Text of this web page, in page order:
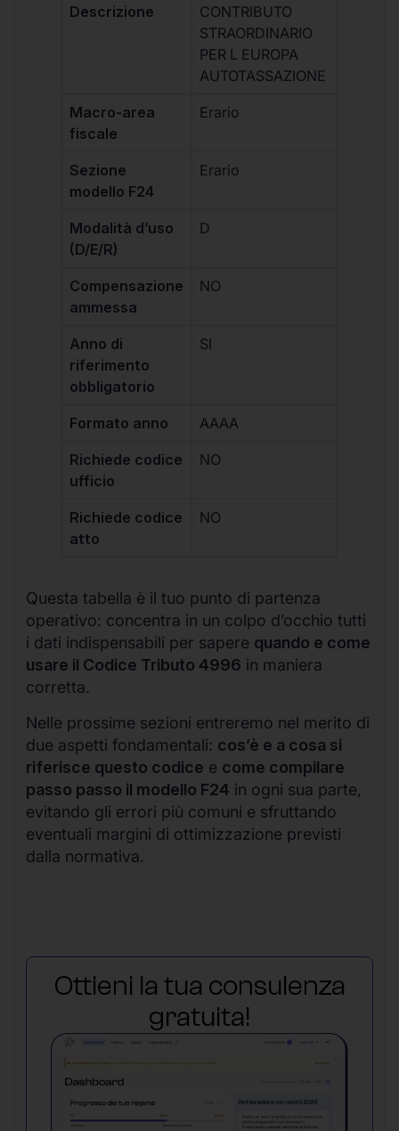
Descrizione
CONTRIBUTO
STRAORDINARIO
PER L EUROPA
AUTOTASSAZIONE
Macro-area
fiscale
Erario
Sezione
modello F24
Erario
Modalità d’uso
(D/E/R)
D
Compensazione
ammessa
NO
Anno di
riferimento
obbligatorio
SI
Formato anno AAAA
Richiede codice
ufficio
NO
Richiede codice
atto
NO
Questa tabella è il tuo punto di partenza
operativo: concentra in un colpo d’occhio tutti
i dati indispensabili per sapere quando e come
usare il Codice Tributo 4996 in maniera
corretta.
Nelle prossime sezioni entreremo nel merito di
due aspetti fondamentali: cos’è e a cosa si
riferisce questo codice e come compilare
passo passo il modello F24 in ogni sua parte,
evitando gli errori più comuni e sfruttando
eventuali margini di ottimizzazione previsti
dalla normativa.
Ottieni la tua consulenza
gratuita!